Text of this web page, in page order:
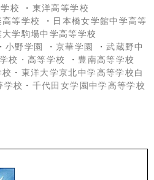
校
・ 東洋高等学校
高等学校 ・ 日本橋女学館中学高等
大学駒場中学高等学校
小野学園 ・京華学園 ・武蔵野中
校 ・高等学校 ・ 豊南高等学校
・ 東洋大学京北中学高等学校白
学校 ・ 千代田女学園中学高等学校